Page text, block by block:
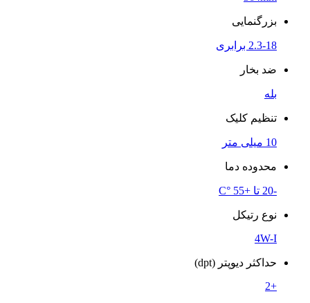
بزرگنمایی
2.3-18 برابری
ضد بخار
بله
تنظیم کلیک
10 میلی متر
محدوده دما
-20 تا +55 °C
نوع رتیکل
4W-I
حداکثر دیوپتر (dpt)
+2